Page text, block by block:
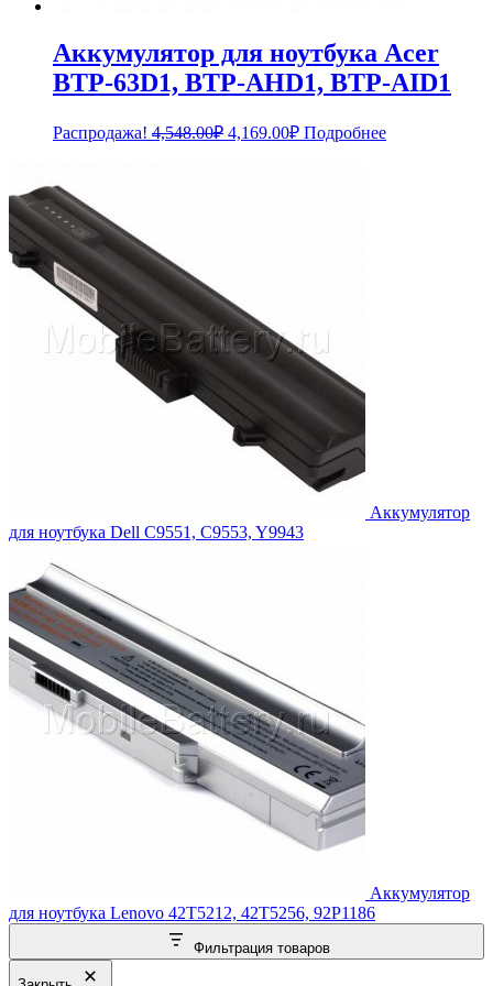
Аккумулятор для ноутбука Acer
BTP-63D1, BTP-AHD1, BTP-AID1
Распродажа! 4,548.00₽ Первоначальная
4,169.00₽Текущая
цена:
Подробнее
Аккумулятор
для ноутбука Dell C9551, C9553, Y9943
Аккумулятор
для ноутбука Lenovo 42T5212, 42T5256, 92P1186
Фильтрация товаров